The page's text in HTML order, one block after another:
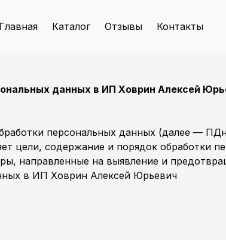
Главная Каталог Отзывы Контакты
данных в ИП Ховрин Алексей
персональных данных (далее —
цели, содержание и порядок обработки
направленные на выявление и
в ИП Ховрин Алексей Юрьевич